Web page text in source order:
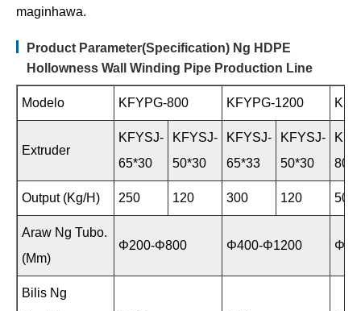
maginhawa.
Product Parameter(Specification) Ng HDPE
Hollowness Wall Winding Pipe Production Line
Modelo KFYPG-800 KFYPG-1200
Extruder
KFYSJ-
65*30
KFYSJ-
50*30
KFYSJ-
65*33
KFYSJ-
50*30
Output (kg/h) 250 120 300 120 500
Araw Ng Tubo.
(mm)
Φ200-Φ800 Φ400-Φ1200
Bilis Ng